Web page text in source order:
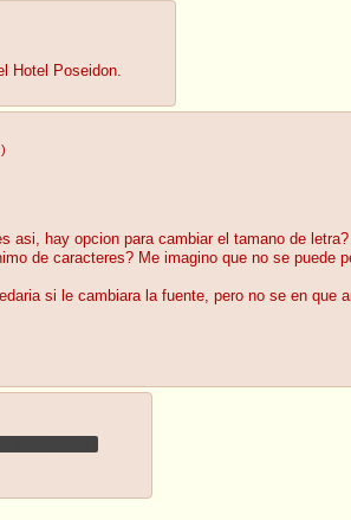
Hotel Poseidon.
)
asi, hay opcion para cambiar el tamano de
de caracteres? Me imagino que no se puede
si le cambiara la fuente, pero no se en que